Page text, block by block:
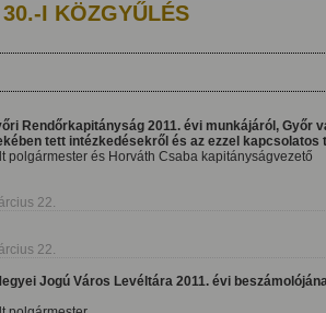
I KÖZGYŰLÉS
Rendőrkapitányság 2011. évi munkájáról, Győr
tett intézkedésekről és az ezzel kapcsolatos
polgármester és Horváth Csaba kapitányságvezető
22.
22.
Jogú Város Levéltára 2011. évi